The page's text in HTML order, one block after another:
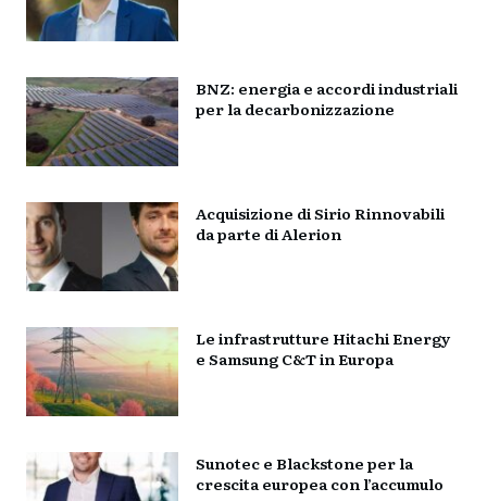
BNZ: energia e accordi industriali
per la decarbonizzazione
Acquisizione di Sirio Rinnovabili
da parte di Alerion
Le infrastrutture Hitachi Energy
e Samsung C&T in Europa
Sunotec e Blackstone per la
crescita europea con l’accumulo